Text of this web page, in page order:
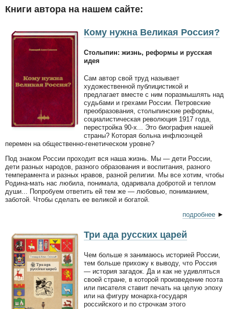
Книги автора на нашем сайте:
Кому нужна Великая Россия?
Столыпин: жизнь, реформы и русская
идея
Сам автор свой труд называет
художественной публицистикой и
предлагает вместе с ним поразмышлять над
судьбами и грехами России. Петровские
преобразования, столыпинские реформы,
социалистическая революция 1917 года,
перестройка 90-х... Это биография нашей
страны? Которая больна инфлюэнцей
перемен на общественно-генетическом уровне?
Под знаком России проходит вся наша жизнь. Мы — дети России,
дети разных народов, разного образования и воспитания, разного
темперамента и разных нравов, разной религии. Мы все хотим, чтобы
Родина-мать нас любила, понимала, одаривала добротой и теплом
души... Попробуем ответить ей тем же — любовью, пониманием,
заботой. Чтобы сделать ее великой и богатой.
подробнее ►
Три ада русских царей
Чем больше я занимаюсь историей России,
тем больше прихожу к выводу, что Россия
— история загадок. Да и как не удивляться
своей стране, в которой произведение поэта
или писателя ставит печать на целую эпоху
или на фигуру монарха-государя
российского и по строчкам этого